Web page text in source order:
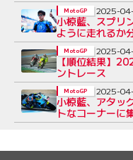
小椋藍、スプリ
ように走れるか
MotoGP 2025-
【順位結果】
ントレース
MotoGP 2025-
小椋藍、アタッ
トなコーナーに
MotoGP 2025-